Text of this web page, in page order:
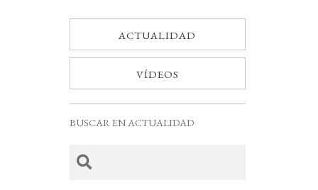
ACTUALIDAD
VÍDEOS
BUSCAR EN ACTUALIDAD